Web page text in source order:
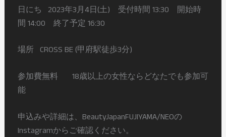
日にち⠀2023年3月4日(土)⠀ 受付時間 13:30⠀ 開始時
間 14:00⠀ 終了予定 16:30
場所⠀CROSS BE (甲府駅徒歩3分)⠀
参加費無料⠀⠀ 18歳以上の女性ならどなたでも参加可
能⠀
申込みや詳細は、BeautyJapanFUJIYAMA/NEOの
Instagramからご確認ください。⠀